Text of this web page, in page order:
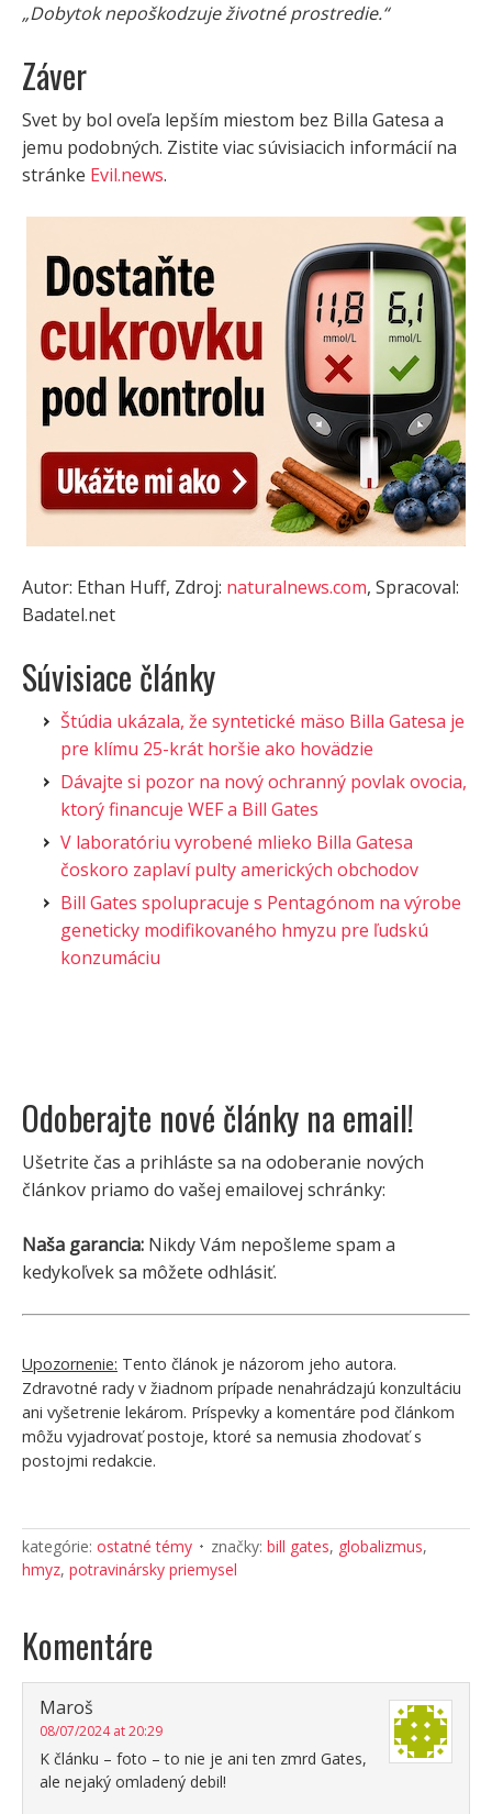
„Dobytok nepoškodzuje životné prostredie.“
Záver
Svet by bol oveľa lepším miestom bez Billa Gatesa a
jemu podobných. Zistite viac súvisiacich informácií na
stránke Evil.news.
Autor: Ethan Huff, Zdroj: naturalnews.com, Spracoval:
Badatel.net
Súvisiace články
Štúdia ukázala, že syntetické mäso Billa Gatesa je
pre klímu 25-krát horšie ako hovädzie
Dávajte si pozor na nový ochranný povlak ovocia,
ktorý financuje WEF a Bill Gates
V laboratóriu vyrobené mlieko Billa Gatesa
čoskoro zaplaví pulty amerických obchodov
Bill Gates spolupracuje s Pentagónom na výrobe
geneticky modifikovaného hmyzu pre ľudskú
konzumáciu
Odoberajte nové články na email!
Ušetrite čas a prihláste sa na odoberanie nových
článkov priamo do vašej emailovej schránky:
Naša garancia: Nikdy Vám nepošleme spam a
kedykoľvek sa môžete odhlásiť.
Upozornenie: Tento článok je názorom jeho autora.
Zdravotné rady v žiadnom prípade nenahrádzajú konzultáciu
ani vyšetrenie lekárom. Príspevky a komentáre pod článkom
môžu vyjadrovať postoje, ktoré sa nemusia zhodovať s
postojmi redakcie.
kategórie: ostatné témy značky: bill gates, globalizmus,
hmyz, potravinársky priemysel
Komentáre
Maroš
08/07/2024 at 20:29
K článku – foto – to nie je ani ten zmrd Gates,
ale nejaký omladený debil!